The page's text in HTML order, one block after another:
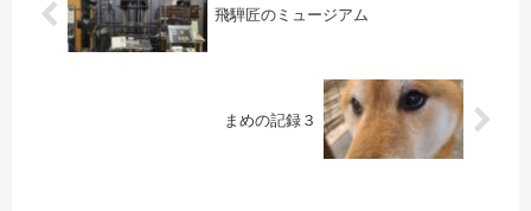
飛騨匠のミュージアム
まめの記録３